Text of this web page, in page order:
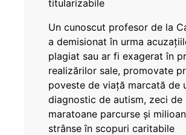
titularizabile
Un cunoscut profesor de la
a demisionat în urma
plagiat sau ar fi exagerat în
realizărilor sale, promovate
poveste de viață marcată de
diagnostic de autism, zeci de
maratoane parcurse și
strânse în scopuri caritabile